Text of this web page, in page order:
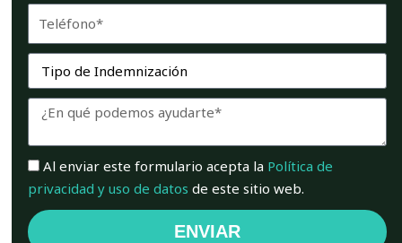
Servicio
Mensaje
Aceptación
Al enviar este formulario acepta la Política de
privacidad y uso de datos de este sitio web.
ENVIAR